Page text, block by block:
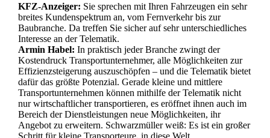
KFZ-Anzeiger: Sie sprechen mit Ihren Fahrzeugen ein sehr
breites Kundenspektrum an, vom Fernverkehr bis zur
Baubranche. Da treffen Sie sicher auf sehr unterschiedliches
Interesse an der Telematik.
Armin Habel: In praktisch jeder Branche zwingt der
Kostendruck Transportunternehmer, alle Möglichkeiten zur
Effizienzsteigerung auszuschöpfen – und die Telematik bietet
dafür das größte Potenzial. Gerade kleine und mittlere
Transportunternehmen können mithilfe der Telematik nicht
nur wirtschaftlicher transportieren, es eröffnet ihnen auch im
Bereich der Dienstleistungen neue Möglichkeiten, ihr
Angebot zu erweitern. Schwarzmüller weiß: Es ist ein großer
Schritt für kleine Transporteure, in diese Welt